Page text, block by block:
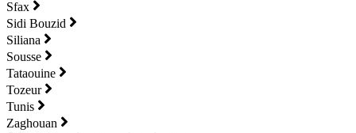
Sfax
Sidi Bouzid
Siliana
Sousse
Tataouine
Tozeur
Tunis
Zaghouan